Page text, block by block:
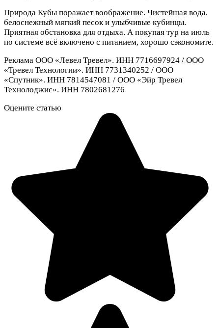
Природа Кубы поражает воображение. Чистейшая вода,
белоснежный мягкий песок и улыбчивые кубинцы.
Приятная обстановка для отдыха. А покупая тур на июль
по системе всё включено с питанием, хорошо сэкономите.
Реклама ООО «Левел Тревел». ИНН 7716697924 / ООО
«Тревел Технологии». ИНН 7731340252 / ООО
«Спутник». ИНН 7814547081 / ООО «Эйр Тревел
Технолоджис». ИНН 7802681276
Оцените статью